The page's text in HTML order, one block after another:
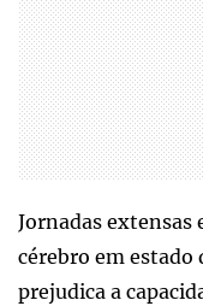
Jornadas extensas
cérebro em estado
prejudica a